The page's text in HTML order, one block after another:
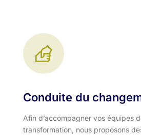
Conduite du
Afin d’accompagner vos équipes
transformation, nous proposons